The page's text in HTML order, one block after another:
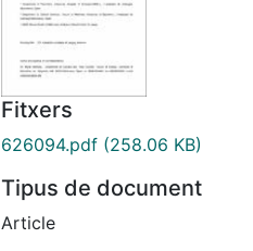
Fitxers
626094.pdf (258.06 KB)
Tipus de document
Article